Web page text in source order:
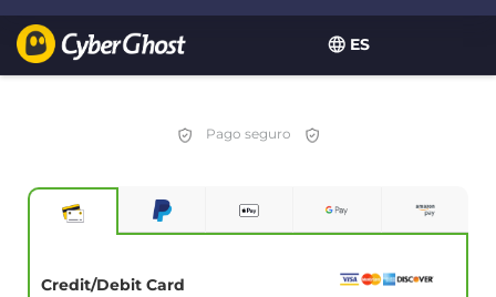
ES
Pago seguro
Credit/Debit Card